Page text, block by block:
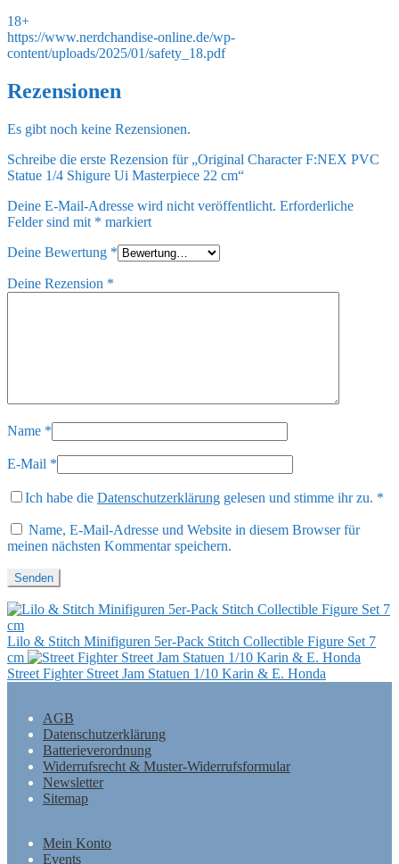
18+
https://www.nerdchandise-online.de/wp-
content/uploads/2025/01/safety_18.pdf
Rezensionen
Es gibt noch keine Rezensionen.
Schreibe die erste Rezension für „Original Character F:NEX PVC
Statue 1/4 Shigure Ui Masterpiece 22 cm“
Deine E-Mail-Adresse wird nicht veröffentlicht. Erforderliche
Felder sind mit * markiert
Deine Bewertung *
Deine Rezension *
Name *
E-Mail *
Ich habe die Datenschutzerklärung gelesen und stimme ihr zu. *
Name, E-Mail-Adresse und Website in diesem Browser für
meinen nächsten Kommentar speichern.
Lilo & Stitch Minifiguren 5er-Pack Stitch Collectible Figure Set 7
cm
Street Fighter Street Jam Statuen 1/10 Karin & E. Honda
AGB
Datenschutzerklärung
Batterieverordnung
Widerrufsrecht & Muster-Widerrufsformular
Newsletter
Sitemap
Mein Konto
Events